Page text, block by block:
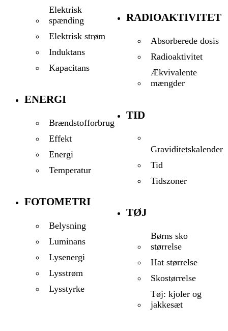
Elektrisk
spænding
Elektrisk strøm
Induktans
Kapacitans
ENERGI
Brændstofforbrug
Effekt
Energi
Temperatur
FOTOMETRI
Belysning
Luminans
Lysenergi
Lysstrøm
Lysstyrke
RADIOAKTIVITET
Absorberede dosis
Radioaktivitet
Ækvivalente
mængder
TID
Graviditetskalender
Tid
Tidszoner
TØJ
Børns sko
størrelse
Hat størrelse
Skostørrelse
Tøj: kjoler og
jakkesæt